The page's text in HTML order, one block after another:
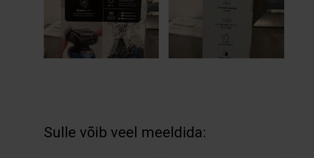
Sulle võib veel meeldida: